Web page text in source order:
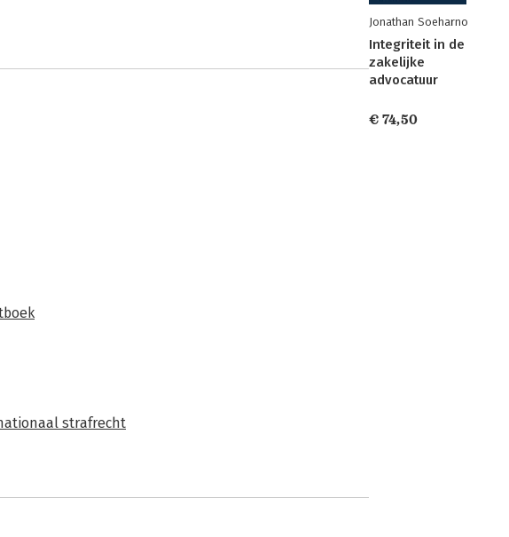
strafrecht
Jonathan Soeharno
Integriteit in de
zakelijke
advocatuur
€ 74,50